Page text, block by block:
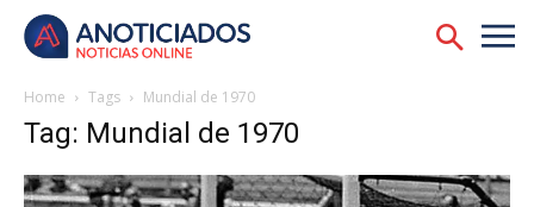
Home Tags Mundial de 1970
Tag: Mundial de 1970